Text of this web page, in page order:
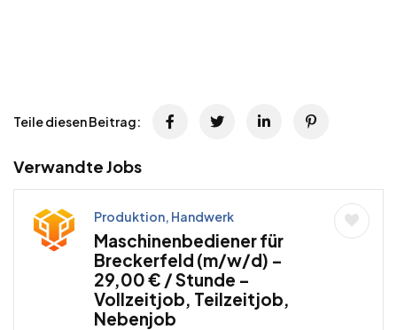
Teile diesen Beitrag:
Verwandte Jobs
Produktion, Handwerk
Maschinenbediener für
Breckerfeld (m/w/d) –
29,00 € / Stunde –
Vollzeitjob, Teilzeitjob,
Nebenjob